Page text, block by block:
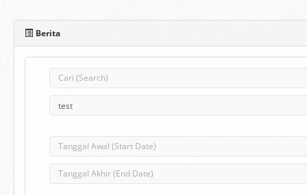
Berita